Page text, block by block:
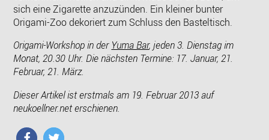
sich eine Zigarette anzuzünden. Ein kleiner bunter
Origami-Zoo dekoriert zum Schluss den Basteltisch.
Origami-Workshop in der Yuma Bar, jeden 3. Dienstag im
Monat, 20.30 Uhr. Die nächsten Termine: 17. Januar, 21.
Februar, 21. März.
Dieser Artikel ist erstmals am 19. Februar 2013 auf
neukoellner.net erschienen.